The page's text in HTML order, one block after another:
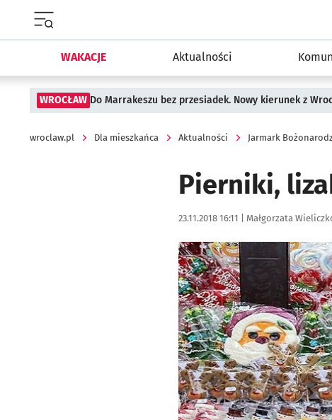
WAKACJE Aktualności
WROCŁAW Do Marrakeszu bez przesiadek. Nowy kierunek z
wroclaw.pl Dla mieszkańca Aktualności Jarmark
Pierniki,
Data publikacji:
23.11.2018 16:11 | Autor:
Małgorzata
Kliknij, aby powiększyć